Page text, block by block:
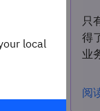
只
得
业
阅
local